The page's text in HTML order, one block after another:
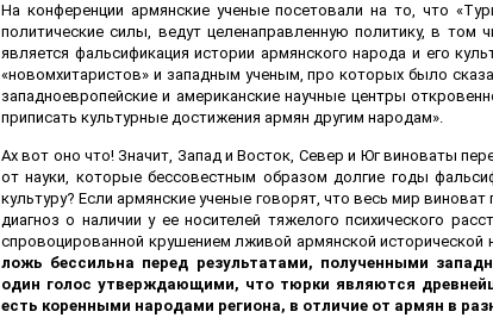
На конференции армянские ученые посетовали на то, что
политические силы, ведут целенаправленную политику, в
является фальсификация истории армянского народа и его
«новомхитаристов» и западным ученым, про которых было
западноевропейские и американские научные центры
приписать культурные достижения армян другим народам».
Ах вот оно что! Значит, Запад и Восток, Север и Юг виноваты
от науки, которые бессовестным образом долгие годы
культуру? Если армянские ученые говорят, что весь мир
диагноз о наличии у ее носителей тяжелого психического
спровоцированной крушением лживой армянской исторической
ложь бессильна перед результатами, полученными
один голос утверждающими, что тюрки являются
есть коренными народами региона, в отличие от армян в